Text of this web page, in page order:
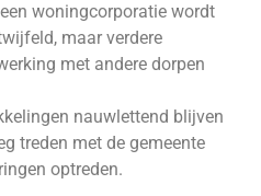
woningcorporatie wordt
maar verdere
met andere dorpen
nauwlettend blijven
treden met de gemeente
optreden.